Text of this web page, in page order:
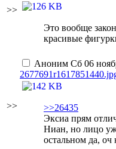
>>
Это вообще
красивые
>>
Аноним Сб 06
>>26435
Эксиа прям
Ниан, но лицо
остальном да, оч